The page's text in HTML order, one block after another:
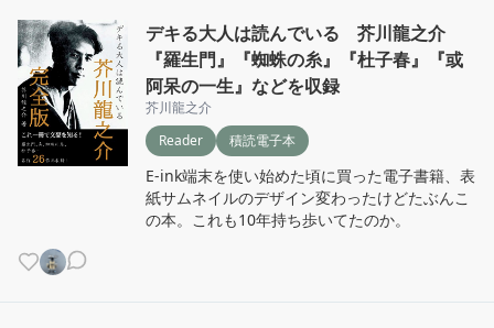
デキる大人は読んでいる 芥川龍之介
『羅生門』『蜘蛛の糸』『杜子春』『或
阿呆の一生』などを収録
芥川龍之介
Reader
積読電子本
E-ink端末を使い始めた頃に買った電子書籍、表
紙サムネイルのデザイン変わったけどたぶんこ
の本。これも10年持ち歩いてたのか。